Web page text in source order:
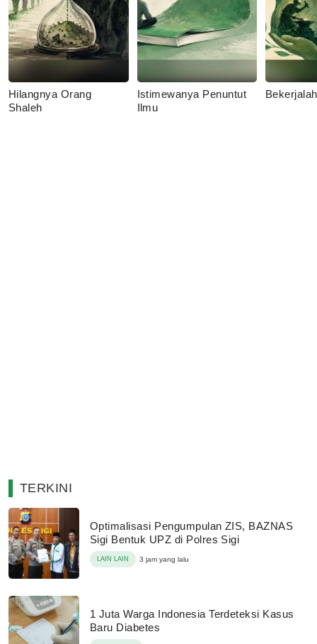
Hilangnya Orang
Shaleh
Istimewanya Penuntut
Ilmu
Bekerjalah
TERKINI
Optimalisasi Pengumpulan ZIS, BAZNAS
Sigi Bentuk UPZ di Polres Sigi
LAIN LAIN 3 jam yang lalu
1 Juta Warga Indonesia Terdeteksi Kasus
Baru Diabetes